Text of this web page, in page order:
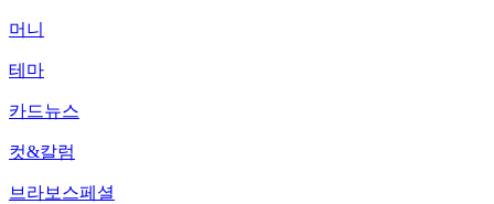
머니
테마
카드뉴스
컷&칼럼
브라보스페셜